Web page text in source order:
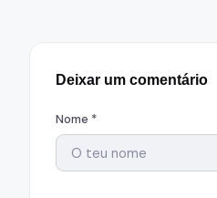
Deixar um comentário
Nome *